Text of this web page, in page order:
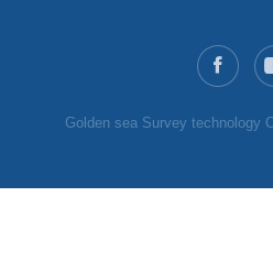
Golden sea Survey technology